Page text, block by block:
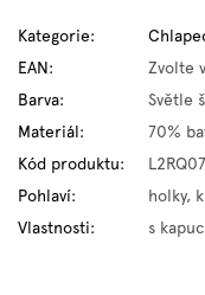
Kategorie:
EAN:
Zvolte
Barva:
Světle
Materiál:
70%
Kód produktu:
Pohlaví:
holky,
Vlastnosti: s